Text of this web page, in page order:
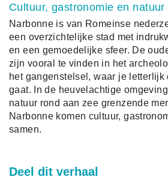
Cultuur, gastronomie en natuur
Narbonne is van Romeinse
een overzichtelijke stad met
en een gemoedelijke sfeer. De
zijn vooral te vinden in het
het gangenstelsel, waar je letterlijk
gaat. In de heuvelachtige
natuur rond aan zee grenzende
Narbonne komen cultuur,
samen.
Deel dit verhaal